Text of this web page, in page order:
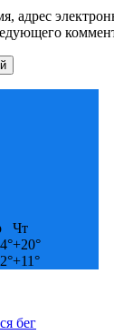
адрес
Чт
+20°
+11°
бег